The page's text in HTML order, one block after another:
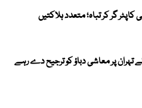
تہران پر معاشی دباؤ کو ترجیح دے رہے